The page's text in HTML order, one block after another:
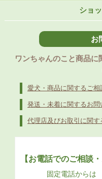
ショ
お
ワンちゃんのこと商品に
愛犬・商品に関するご相
発送・未着に関するお問
代理店及びお取引に関
【お電話でのご相談
固定電話からは